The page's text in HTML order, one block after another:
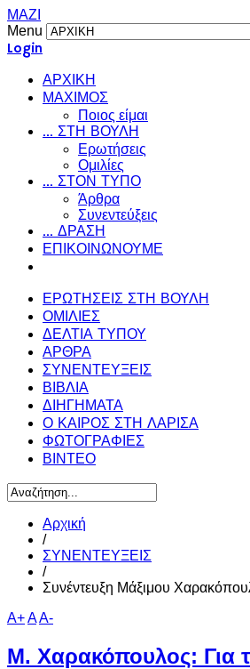
ΜΑΖΙ
Menu
Login
ΑΡΧΙΚΗ
ΜΑΧΙΜΟΣ
Ποιος είμαι
... ΣΤΗ ΒΟΥΛΗ
Ερωτήσεις
Ομιλίες
... ΣΤΟΝ ΤΥΠΟ
Άρθρα
Συνεντεύξεις
... ΔΡΑΣΗ
ΕΠΙΚΟΙΝΩΝΟΥΜΕ
ΕΡΩΤΗΣΕΙΣ ΣΤΗ ΒΟΥΛΗ
ΟΜΙΛΙΕΣ
ΔΕΛΤΙΑ ΤΥΠΟΥ
ΑΡΘΡΑ
ΣΥΝΕΝΤΕΥΞΕΙΣ
ΒΙΒΛΙΑ
ΔΙΗΓΗΜΑΤΑ
Ο ΚΑΙΡΟΣ ΣΤΗ ΛΑΡΙΣΑ
ΦΩΤΟΓΡΑΦΙΕΣ
ΒΙΝΤΕΟ
Αρχική
/
ΣΥΝΕΝΤΕΥΞΕΙΣ
/
Συνέντευξη Μάξιμου
A+AA-
Μ. Χαρακόπουλος: Για